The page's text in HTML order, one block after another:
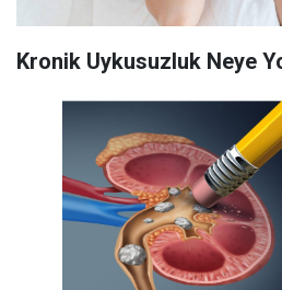
Kronik Uykusuzluk Neye